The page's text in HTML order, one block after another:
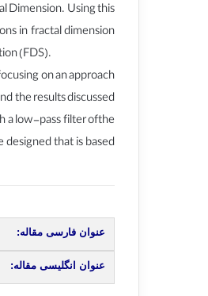
Dimension. Using this
in fractal dimension
(FDS).
on an approach
the results discussed
a low-pass filter ofthe
that is based
عنوان فارسی مقاله:
عنوان انگلیسی مقاله: